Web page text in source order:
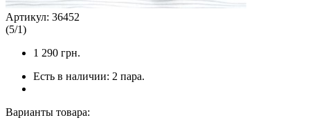
Артикул: 36452
(5/1)
1 290 грн.
Есть в наличии: 2 пара.
Варианты товара: